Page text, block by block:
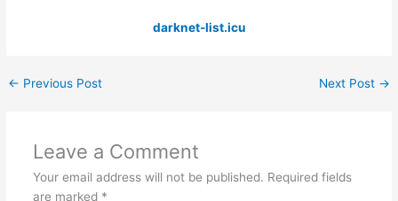
darknet-list.icu
← Previous Post Next Post →
Leave a Comment
Your email address will not be published. Required fields
are marked *